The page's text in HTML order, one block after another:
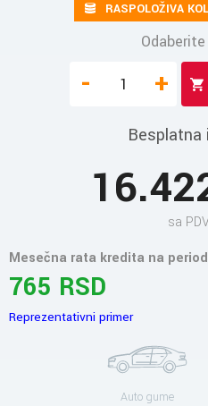
RASPOLOŽIVA
- +
Besplatna
sa
Mesečna rata kredita na
765 RSD
Reprezentativni primer
Auto gume